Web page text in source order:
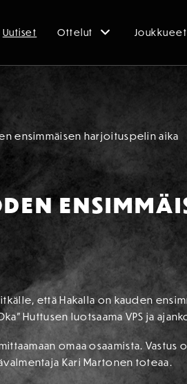
Uutiset Ottelut Joukkueet
ensimmäisen harjoituspelin aika
että Hakalla on kauden
Huttusen luotsaama VPS ja
omaa osaamista.
Kari Martonen toteaa.